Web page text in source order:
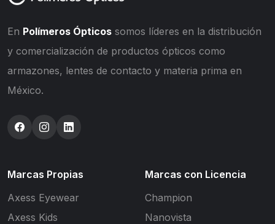
En Polímeros Ópticos somos líderes en la distribución
y comercialización de productos ópticos como
armazones, lentes de contacto y materia prima en
México.
Marcas Propias
Axess Eyewear
Axess Kids
Marcas con Licencia
Champion
Nanovista